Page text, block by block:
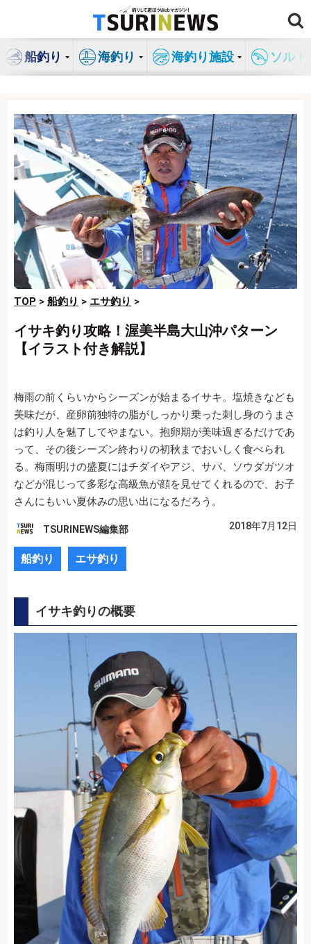
ン
船釣り 海釣り 海釣り施設 ソル
TOP > 船釣り > エサ釣り >
イサキ釣り攻略！渥美半島大山沖パターン
【イラスト付き解説】
梅雨の前くらいからシーズンが始まるイサキ。塩焼きなども
美味だが、産卵前独特の脂がしっかり乗った刺し身のうまさ
は釣り人を魅了してやまない。抱卵期が美味過ぎるだけであ
って、その後シーズン終わりの初秋までおいしく食べられ
る。梅雨明けの盛夏にはチダイやアジ、サバ、ソウダガツオ
などが混じって多彩な高級魚が顔を見せてくれるので、お子
さんにもいい夏休みの思い出になるだろう。
TSURINEWS編集部 2018年7月12日
船釣り エサ釣り
イサキ釣りの概要